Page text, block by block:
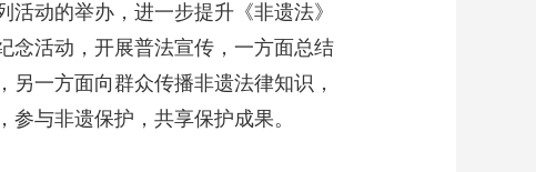
动的举办，进一步提升《非遗法》
念活动，开展普法宣传，一方面总结
另一方面向群众传播非遗法律知识，
与非遗保护，共享保护成果。